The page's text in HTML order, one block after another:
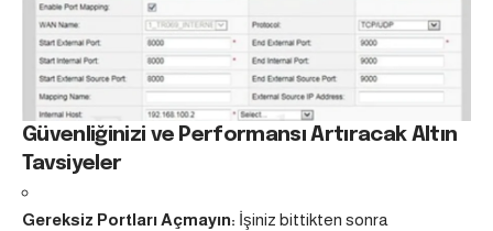
Güvenliğinizi ve Performansı Artıracak Altın
Tavsiyeler
Gereksiz Portları Açmayın: İşiniz bittikten sonra